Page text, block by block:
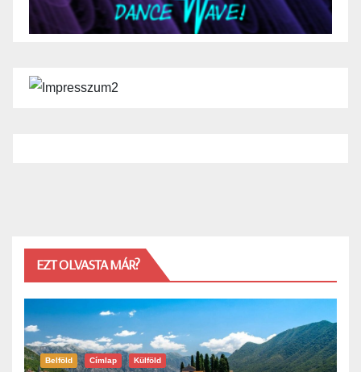
EZT OLVASTA MÁR?
Belföld Címlap Külföld